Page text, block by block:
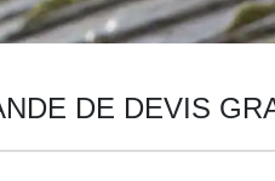
DE DEVIS